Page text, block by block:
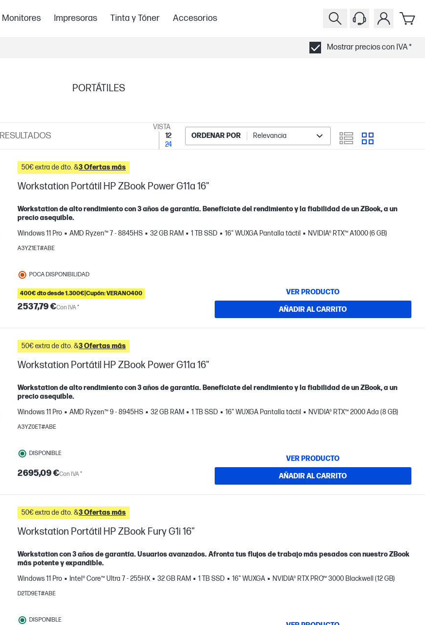
Monitores Impresoras Tinta y Tóner Accesorios
Mostrar precios con IVA *
PORTÁTILES
RESULTADOS
VISTA
12
24
ORDENAR POR Relevancia
50€ extra de dto. &3 Ofertas más
Workstation Portátil HP ZBook Power G11a 16"
Workstation de alto rendimiento con 3 años de garantía. Benefíciate del rendimiento y la fiabilidad de un ZBook, a un
precio asequible.
Windows 11 Pro
AMD Ryzen™ 7 - 8845HS 32 GB RAM 1 TB SSD 16" WUXGA Pantalla táctil NVIDIA® RTX™ A1000 (6 GB)
A3YZ1ET#ABE
POCA DISPONIBILIDAD
400€ dto desde 1.300€|Cupón: VERANO400
2537,79 €Con IVA *
VER PRODUCTO
AÑADIR AL CARRITO
50€ extra de dto. &3 Ofertas más
Workstation Portátil HP ZBook Power G11a 16"
Workstation de alto rendimiento con 3 años de garantía. Benefíciate del rendimiento y la fiabilidad de un ZBook, a un
precio asequible.
Windows 11 Pro
AMD Ryzen™ 9 - 8945HS 32 GB RAM 1 TB SSD 16" WUXGA Pantalla táctil NVIDIA® RTX™ 2000 Ada (8 GB)
A3YZ0ET#ABE
DISPONIBLE
2695,09 €Con IVA *
VER PRODUCTO
AÑADIR AL CARRITO
50€ extra de dto. &3 Ofertas más
Workstation Portátil HP ZBook Fury G1i 16"
Workstation con 3 años de garantía. Usuarios avanzados. Afronta tus flujos de trabajo más pesados con nuestro ZBook
más potente y expandible.
Windows 11 Pro
Intel® Core™ Ultra 7 - 255HX 32 GB RAM 1 TB SSD 16" WUXGA NVIDIA® RTX PRO™ 3000 Blackwell (12 GB)
D2TD9ET#ABE
DISPONIBLE